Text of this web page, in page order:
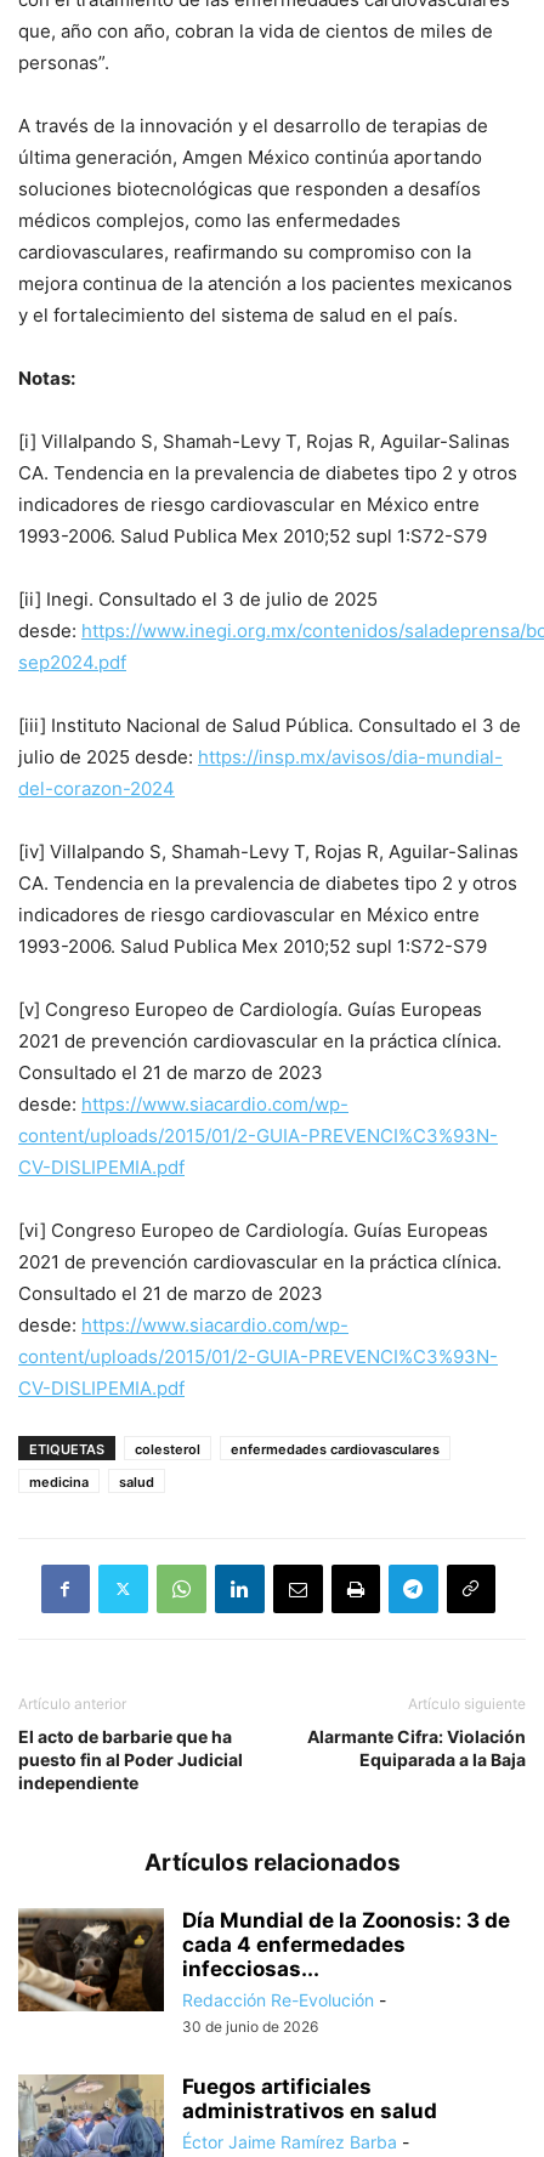
que, año con año, cobran la vida de cientos de miles de
personas”.
A través de la innovación y el desarrollo de terapias de
última generación, Amgen México continúa aportando
soluciones biotecnológicas que responden a desafíos
médicos complejos, como las enfermedades
cardiovasculares, reafirmando su compromiso con la
mejora continua de la atención a los pacientes mexicanos
y el fortalecimiento del sistema de salud en el país.
Notas:
[i] Villalpando S, Shamah-Levy T, Rojas R, Aguilar-Salinas
CA. Tendencia en la prevalencia de diabetes tipo 2 y otros
indicadores de riesgo cardiovascular en México entre
1993-2006. Salud Publica Mex 2010;52 supl 1:S72-S79
[ii] Inegi. Consultado el 3 de julio de 2025
desde: https://www.inegi.org.mx/contenidos/saladeprensa/
sep2024.pdf
[iii] Instituto Nacional de Salud Pública. Consultado el 3 de
julio de 2025 desde: https://insp.mx/avisos/dia-mundial-
del-corazon-2024
[iv] Villalpando S, Shamah-Levy T, Rojas R, Aguilar-Salinas
CA. Tendencia en la prevalencia de diabetes tipo 2 y otros
indicadores de riesgo cardiovascular en México entre
1993-2006. Salud Publica Mex 2010;52 supl 1:S72-S79
[v] Congreso Europeo de Cardiología. Guías Europeas
2021 de prevención cardiovascular en la práctica clínica.
Consultado el 21 de marzo de 2023
desde: https://www.siacardio.com/wp-
content/uploads/2015/01/2-GUIA-PREVENCI%C3%93N-
CV-DISLIPEMIA.pdf
[vi] Congreso Europeo de Cardiología. Guías Europeas
2021 de prevención cardiovascular en la práctica clínica.
Consultado el 21 de marzo de 2023
desde: https://www.siacardio.com/wp-
content/uploads/2015/01/2-GUIA-PREVENCI%C3%93N-
CV-DISLIPEMIA.pdf
ETIQUETAS colesterol
enfermedades cardiovasculares
medicina
salud
Artículo anterior
El acto de barbarie que ha
puesto fin al Poder Judicial
independiente
Artículo siguiente
Alarmante Cifra: Violación
Equiparada a la Baja
Artículos relacionados
Día Mundial de la Zoonosis: 3 de
cada 4 enfermedades
infecciosas...
Redacción Re-Evolución -
30 de junio de 2026
Fuegos artificiales
administrativos en salud
Éctor Jaime Ramírez Barba -